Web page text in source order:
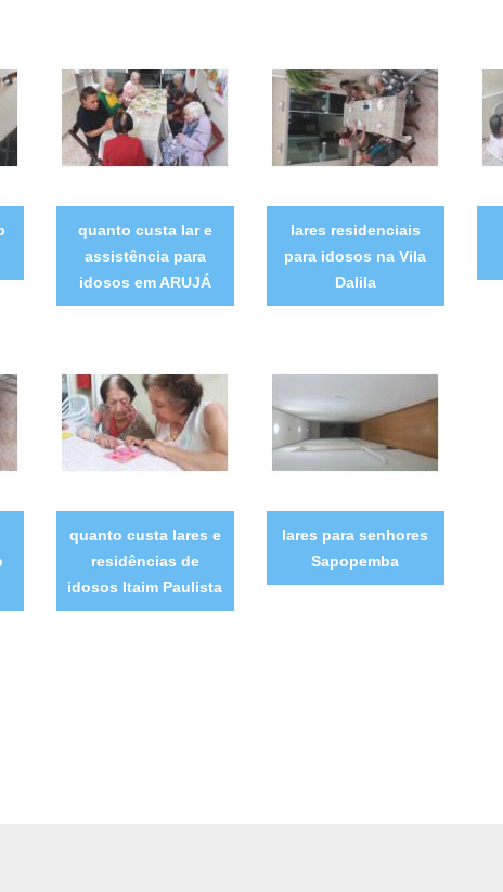
quanto custa lar e
assistência para
idosos em ARUJÁ
lares residenciais
para idosos na Vila
Dalila
quanto custa lares e
residências de
idosos Itaim Paulista
lares para senhores
Sapopemba